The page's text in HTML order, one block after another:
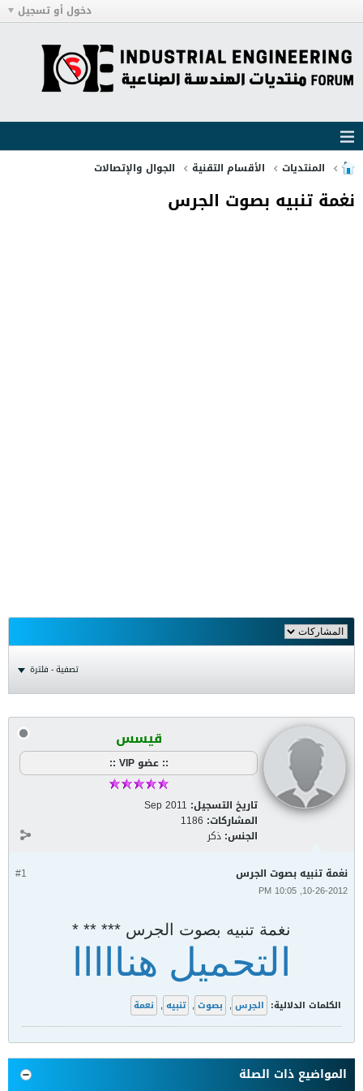
دخول أو تسجيل
المنتديات الأقسام التقنية الجوال والإتصالات
نغمة تنبيه بصوت الجرس
تصفية - فلترة
قيسس
:: عضو VIP ::
تاريخ التسجيل: Sep 2011
المشاركات: 1186
الجنس: ذكر
#1 نغمة تنبيه بصوت الجرس
10-26-2012, 10:05 PM
نغمة تنبيه بصوت الجرس *** ** *
التحميل هنااااا
الكلمات الدلالية: الجرس , بصوت , تنبيه , نعمة
المواضيع ذات الصلة